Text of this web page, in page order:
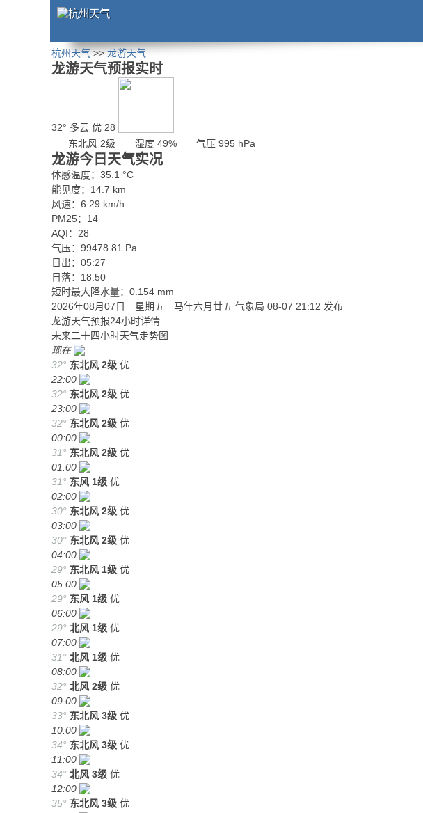
杭州天气>>龙游天气
龙游天气预报实时
32° 多云 优 28
东北风 2级
湿度 49% 气压 995 hPa
龙游今日天气实况
体感温度：35.1 °C
能见度：14.7 km
风速：6.29 km/h
PM25：14
AQI：28
气压：99478.81 Pa
日出：05:27
日落：18:50
短时最大降水量：0.154 mm
2026年08月07日 星期五 马年六月廿五 气象局 08-07 21:12 发布
龙游天气预报24小时详情
未来二十四小时天气走势图
现在
32° 东北风 2级 优
22:00
32° 东北风 2级 优
23:00
32° 东北风 2级 优
00:00
31° 东北风 2级 优
01:00
31° 东风 1级 优
02:00
30° 东北风 2级 优
03:00
30° 东北风 2级 优
04:00
29° 东北风 1级 优
05:00
29° 东风 1级 优
06:00
29° 北风 1级 优
07:00
31° 北风 1级 优
08:00
32° 北风 2级 优
09:00
33° 东北风 3级 优
10:00
34° 东北风 3级 优
11:00
34° 北风 3级 优
12:00
35° 东北风 3级 优